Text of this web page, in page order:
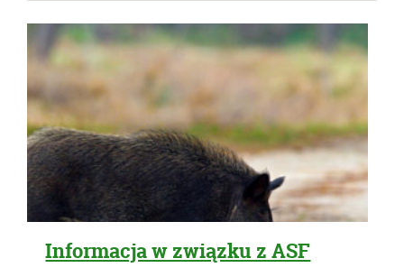
Informacja w związku z ASF